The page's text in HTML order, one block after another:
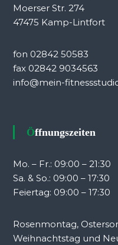
Moerser Str. 274
47475 Kamp-Lintfort
fon 02842 50583
fax 02842 9034563
info@mein-
Öffnungszeiten
Mo. – Fr.: 09:00 – 21:30
Sa. & So.: 09:00 – 17:30
Feiertag: 09:00 – 17:30
Rosenmontag,
Weihnachtstag und